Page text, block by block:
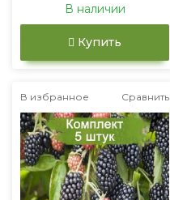
В наличии
Купить
В избранное Сравнить